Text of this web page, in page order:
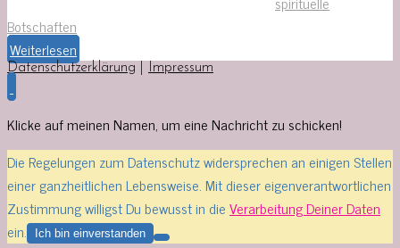
Botschaften
Weiterlesen
Datenschutzerklärung Impressum
Klicke auf meinen Namen, um eine Nachricht zu schicken!
Die Regelungen zum Datenschutz widersprechen an einigen Stellen
einer ganzheitlichen Lebensweise. Mit dieser eigenverantwortlichen
Zustimmung willigst Du bewusst in dieVerarbeitung Deiner Daten
ein.
Ich bin einverstanden